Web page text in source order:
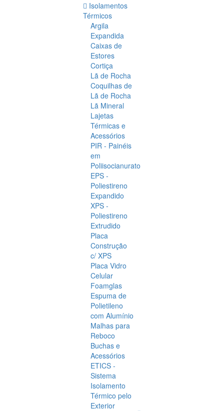
Isolamentos
Térmicos
Argila
Expandida
Caixas de
Estores
Cortiça
Lã de Rocha
Coquilhas de
Lã de Rocha
Lã Mineral
Lajetas
Térmicas e
Acessórios
PIR - Painéis
em
Poliisocianurato
EPS -
Poliestireno
Expandido
XPS -
Poliestireno
Extrudido
Placa
Construção
c/ XPS
Placa Vidro
Celular
Foamglas
Espuma de
Polietileno
com Alumínio
Malhas para
Reboco
Buchas e
Acessórios
ETICS -
Sistema
Isolamento
Térmico pelo
Exterior